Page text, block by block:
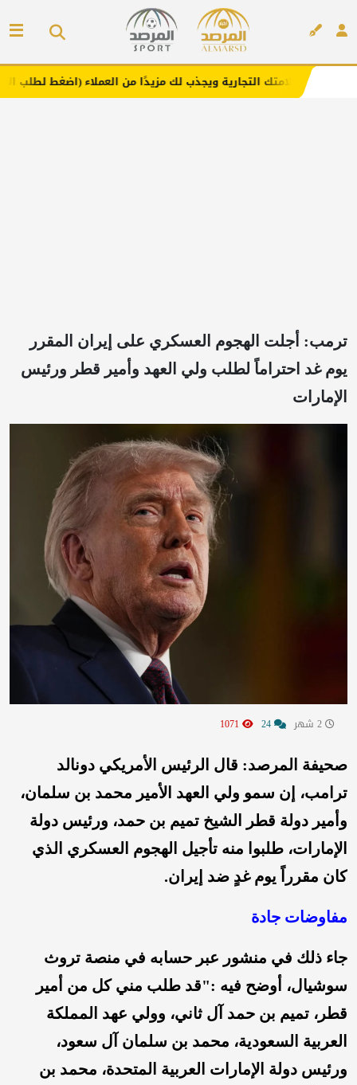
ويجذب لك مزيدًا من العملاء (اضغط لطلب الإعلان)
ترمب: أجلت الهجوم العسكري على إيران المقرر
يوم غد احتراماً لطلب ولي العهد وأمير قطر ورئيس
الإمارات
صحيفة المرصد: قال الرئيس الأمريكي دونالد
ترامب، إن سمو ولي العهد الأمير محمد بن سلمان،
وأمير دولة قطر الشيخ تميم بن حمد، ورئيس دولة
الإمارات، طلبوا منه تأجيل الهجوم العسكري الذي
كان مقرراً يوم غدٍ ضد إيران.
مفاوضات جادة
جاء ذلك في منشور عبر حسابه في منصة تروث
سوشيال، أوضح فيه :"قد طلب مني كل من أمير
قطر، تميم بن حمد آل ثاني، وولي عهد المملكة
العربية السعودية، محمد بن سلمان آل سعود،
ورئيس دولة الإمارات العربية المتحدة، محمد بن